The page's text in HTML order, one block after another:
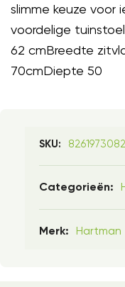
slimme keuze voor
voordelige
62 cmBreedte
70cmDiepte 50
SKU:
Categorieën:
Merk: Hartman